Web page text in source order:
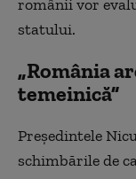
românii vor
statului.
„România
temeinică”
Președintele
schimbările de